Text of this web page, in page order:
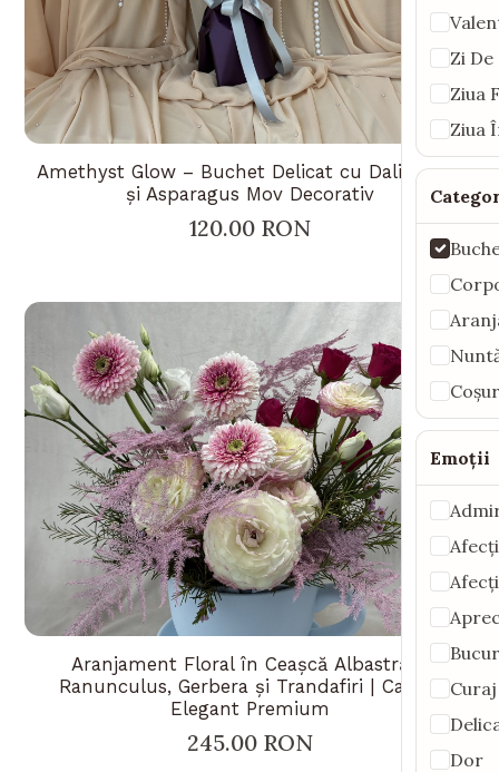
Zi
Ziua
Ziua
Emoții
Curaj
Dor
Amethyst Glow – Buchet Delicat cu Dalii Crem
și Asparagus Mov Decorativ
120.00 RON
Aranjament Floral în Ceașcă Albastră –
Ranunculus, Gerbera și Trandafiri | Cadou
Elegant Premium
245.00 RON